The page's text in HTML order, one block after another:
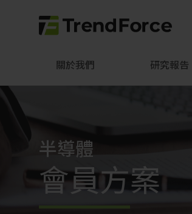
關於我們 研究報告
半導體
會員方案